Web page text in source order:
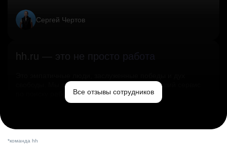
Сергей Чертов
hh.ru — это не просто работа
свободы. Мы помогаем миру и создаём лучший сервис
по поиску работы в стране.Все отзывы сотрудников
*команда hh